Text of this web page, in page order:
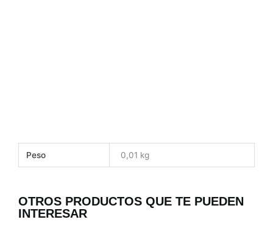
Peso 0,01 kg
OTROS PRODUCTOS QUE TE PUEDEN
INTERESAR